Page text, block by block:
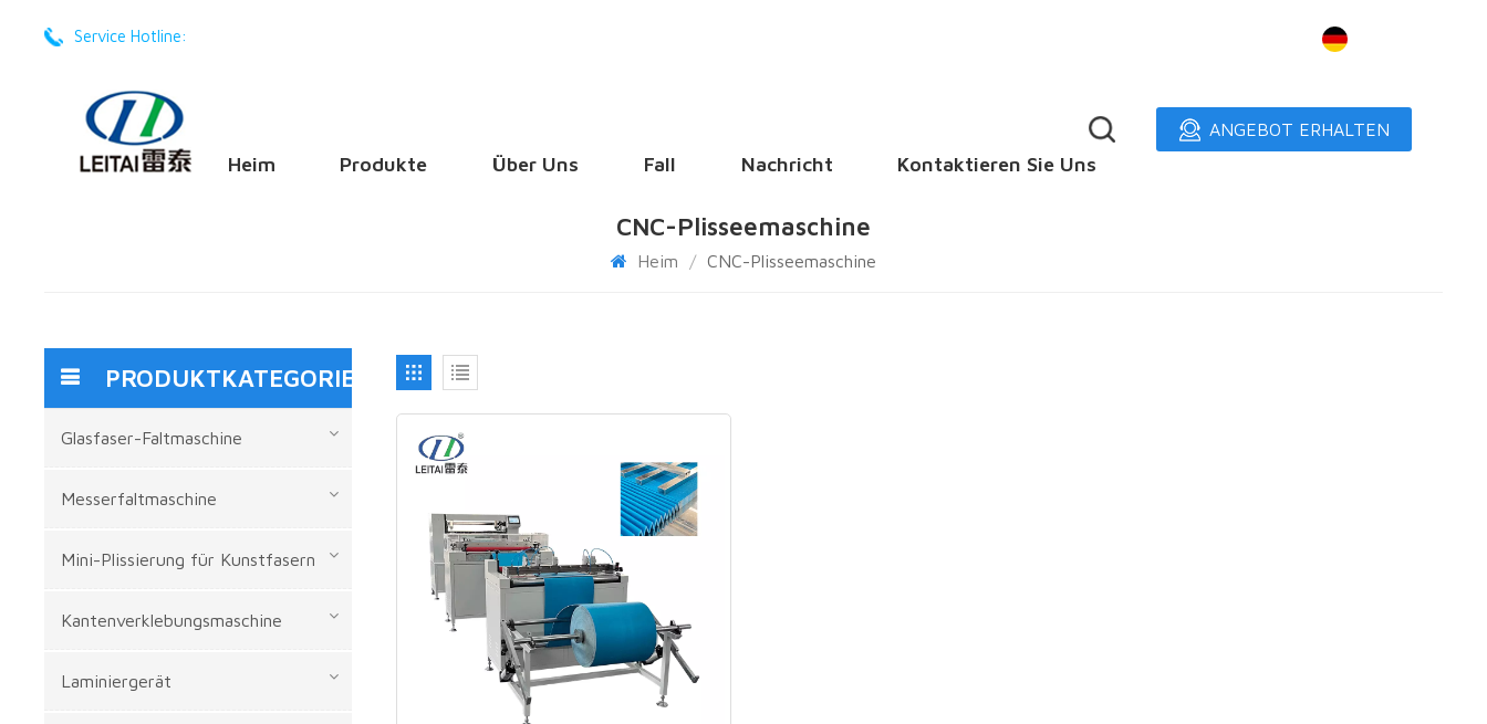
Service Hotline:
ANGEBOT ERHALTEN
Heim Produkte Über Uns Fall Nachricht Kontaktieren Sie Uns
CNC-Plisseemaschine
Heim / CNC-Plisseemaschine
PRODUKTKATEGORIEN
Glasfaser-Faltmaschine
Messerfaltmaschine
Mini-Plissierung für Kunstfasern
Kantenverklebungsmaschine
Laminiergerät